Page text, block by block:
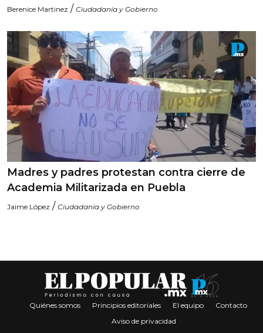
Berenice Martinez / Ciudadanía y Gobierno
Madres y padres protestan contra cierre de
Academia Militarizada en Puebla
Jaime López / Ciudadanía y Gobierno
Quiénes somos Principios editoriales El equipo
Contacto
Aviso de privacidad